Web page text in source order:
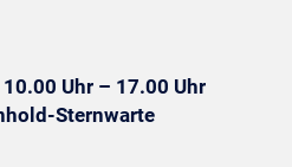
Uhr – 17.00 Uhr
Sternwarte